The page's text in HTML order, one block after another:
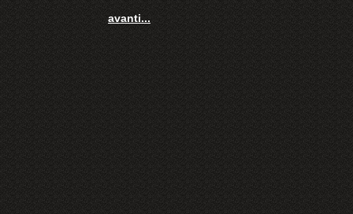
avanti...